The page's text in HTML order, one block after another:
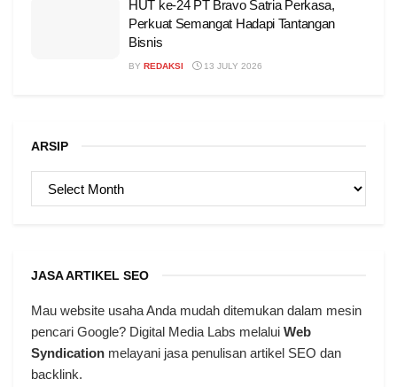
HUT ke-24 PT Bravo Satria Perkasa,
Perkuat Semangat Hadapi Tantangan
Bisnis
BY REDAKSI 13 JULY 2026
ARSIP
JASA ARTIKEL SEO
Mau website usaha Anda mudah ditemukan dalam mesin
pencari Google? Digital Media Labs melalui Web
Syndication melayani jasa penulisan artikel SEO dan
backlink.